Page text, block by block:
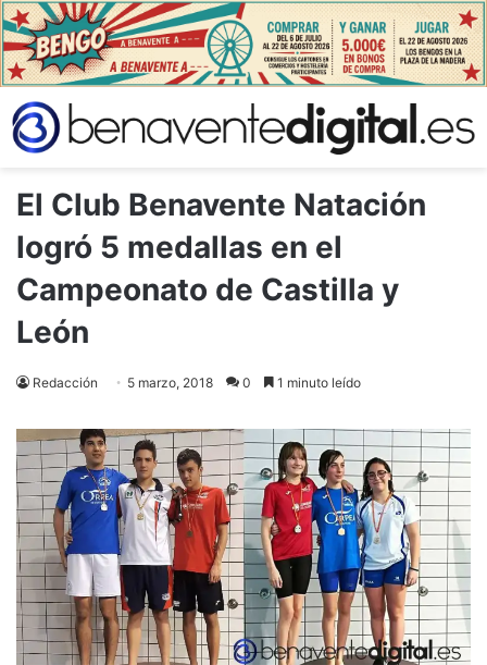
El Club Benavente Natación
logró 5 medallas en el
Campeonato de Castilla y
León
Redacción 5 marzo, 2018 0 1 minuto leído